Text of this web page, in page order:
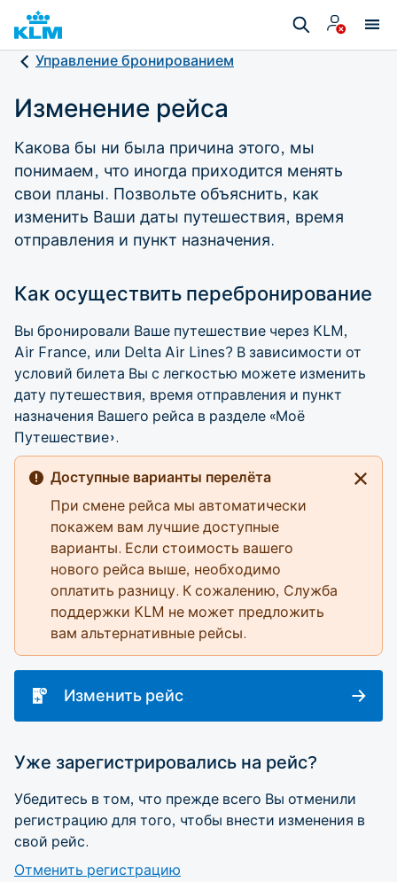
Управление бронированием
Изменение рейса
Какова бы ни была причина этого, мы
понимаем, что иногда приходится менять
свои планы. Позвольте объяснить, как
изменить Ваши даты путешествия, время
отправления и пункт назначения.
Как осуществить перебронирование
Вы бронировали Ваше путешествие через KLM,
Air France, или Delta Air Lines? В зависимости от
условий билета Вы с легкостью можете изменить
дату путешествия, время отправления и пункт
назначения Вашего рейса в разделе «Моё
Путешествие».
Доступные варианты перелёта
При смене рейса мы автоматически
покажем вам лучшие доступные
варианты. Если стоимость вашего
нового рейса выше, необходимо
оплатить разницу. К сожалению, Служба
поддержки KLM не может предложить
вам альтернативные рейсы.
Изменить рейс
Уже зарегистрировались на рейс?
Убедитесь в том, что прежде всего Вы отменили
регистрацию для того, чтобы внести изменения в
свой рейс.
Отменить регистрацию